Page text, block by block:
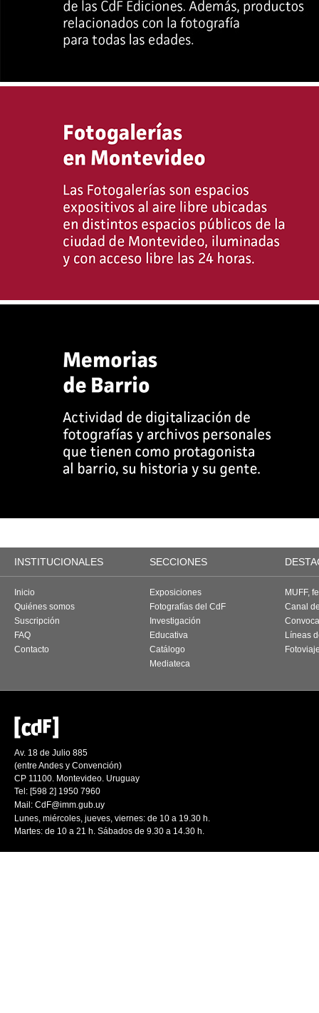
INSTITUCIONALES SECCIONES
Inicio
Quiénes somos
Suscripción
FAQ
Contacto
Exposiciones
Fotografías del CdF
Investigación
Educativa
Catálogo
Mediateca
MUFF,
Canal
Líneas
Av. 18 de Julio 885
(entre Andes y Convención)
CP 11100. Montevideo. Uruguay
Tel: [598 2] 1950 7960
Mail: CdF@imm.gub.uy
Lunes, miércoles, jueves, viernes: de 10 a 19.30 h.
Martes: de 10 a 21 h. Sábados de 9.30 a 14.30 h.